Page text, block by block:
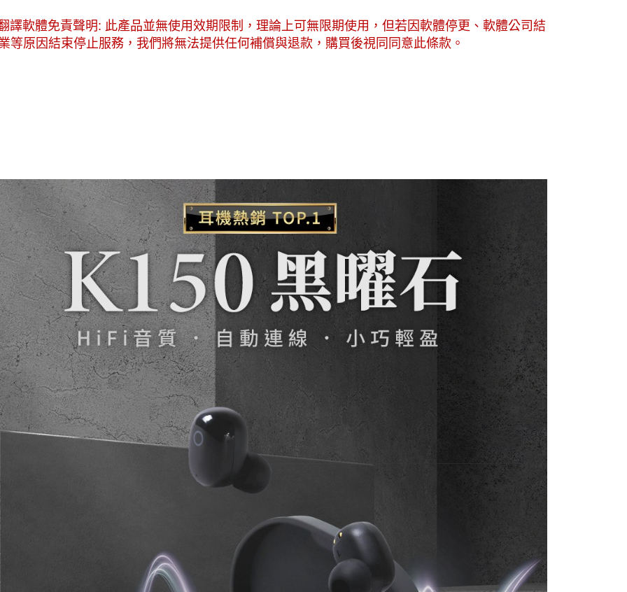
譯軟體免責聲明: 此產品並無使用效期限制，理論上可無限期使用，但若因軟體停更、軟體公司結
等原因結束停止服務，我們將無法提供任何補償與退款，購買後視同同意此條款。